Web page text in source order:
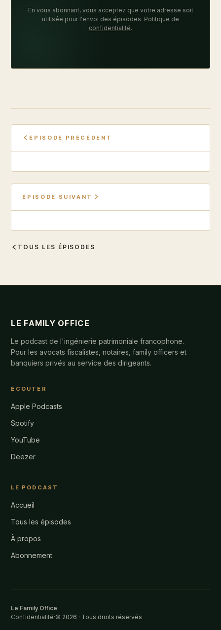
En vous abonnant, vous acceptez que votre adresse soit
utilisée pour l'envoi des épisodes. Politique de
confidentialité.
ÉPISODE PRÉCÉDENT
ÉPISODE SUIVANT
TOUS LES ÉPISODES
LE FAMILY OFFICE
Le podcast de l'ingénierie patrimoniale francophone.
Pour les avocats fiscalistes, notaires, family officers et
banquiers privés au service des dirigeants.
ÉCOUTER
Apple Podcasts
Spotify
YouTube
Deezer
LE PODCAST
Accueil
Tous les épisodes
À propos
Abonnement
Le Family Office
Confidentialité·© 2026 · Tous droits réservés